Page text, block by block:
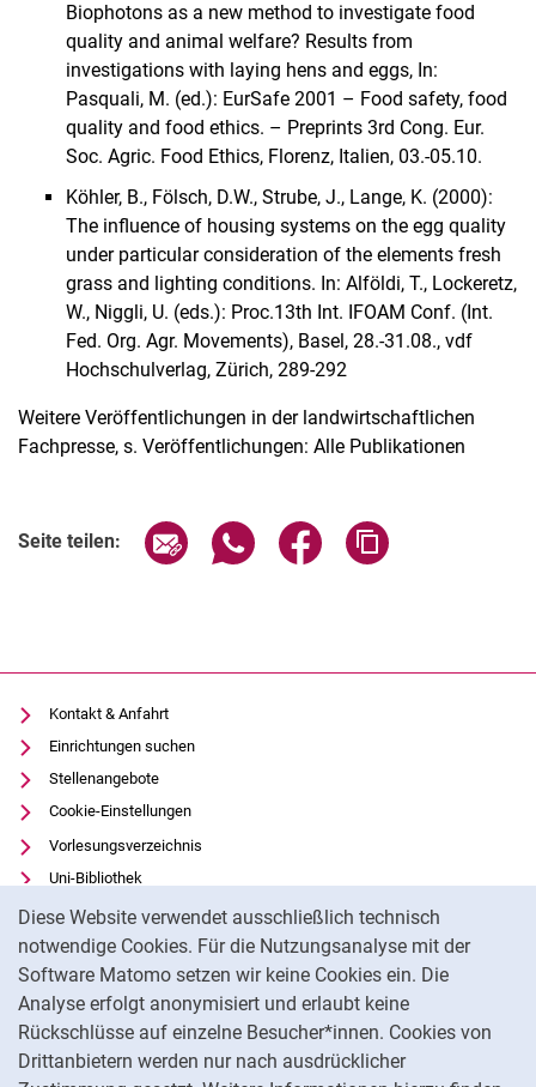
Diese Website verwendet ausschließlich technisch
notwendige Cookies. Für die Nutzungsanalyse mit der
Software Matomo setzen wir keine Cookies ein. Die
Analyse erfolgt anonymisiert und erlaubt keine
Rückschlüsse auf einzelne Besucher*innen. Cookies von
Drittanbietern werden nur nach ausdrücklicher
Biophotons as a new method to investigate food
quality and animal welfare? Results from
investigations with laying hens and eggs, In:
Pasquali, M. (ed.): EurSafe 2001 – Food safety, food
quality and food ethics. – Preprints 3rd Cong. Eur.
Soc. Agric. Food Ethics, Florenz, Italien, 03.-05.10.
Köhler, B., Fölsch, D.W., Strube, J., Lange, K. (2000):
The influence of housing systems on the egg quality
under particular consideration of the elements fresh
grass and lighting conditions. In: Alföldi, T., Lockeretz,
W., Niggli, U. (eds.): Proc.13th Int. IFOAM Conf. (Int.
Fed. Org. Agr. Movements), Basel, 28.-31.08., vdf
Hochschulverlag, Zürich, 289-292
Weitere Veröffentlichungen in der landwirtschaftlichen
Fachpresse, s. Veröffentlichungen: Alle Publikationen
Seite teilen: Seite über E-Mail teilen
Seite über WhatsApp teilen
Seite über Facebook
Kontakt & Anfahrt
Einrichtungen suchen
Stellenangebote
Cookie-Einstellungen
Vorlesungsverzeichnis
Uni-Bibliothek
Moodle
Panopto
Datenschutz
Barrierefreiheit
Transparenter KI-Einsatz